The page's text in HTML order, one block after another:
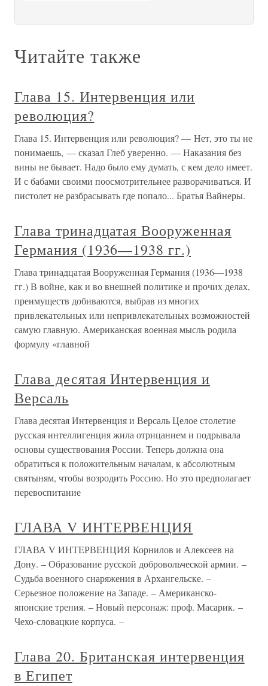
Читайте также
Глава 15. Интервенция или
революция?
Глава 15. Интервенция или революция? — Нет, это ты не
понимаешь, — сказал Глеб уверенно. — Наказания без
вины не бывает. Надо было ему думать, с кем дело имеет.
И с бабами своими поосмотрительнее разворачиваться. И
пистолет не разбрасывать где попало... Братья Вайнеры.
Глава тринадцатая Вооруженная
Германия (1936—1938 гг.)
Глава тринадцатая Вооруженная Германия (1936—1938
гг.) В войне, как и во внешней политике и прочих делах,
преимуществ добиваются, выбрав из многих
привлекательных или непривлекательных возможностей
самую главную. Американская военная мысль родила
формулу «главной
Глава десятая Интервенция и
Версаль
Глава десятая Интервенция и Версаль Целое столетие
русская интеллигенция жила отрицанием и подрывала
основы существования России. Теперь должна она
обратиться к положительным началам, к абсолютным
святыням, чтобы возродить Россию. Но это предполагает
перевоспитание
ГЛАВА V ИНТЕРВЕНЦИЯ
ГЛАВА V ИНТЕРВЕНЦИЯ Корнилов и Алексеев на
Дону. – Образование русской добровольческой армии. –
Судьба военного снаряжения в Архангельске. –
Серьезное положение на Западе. – Американско-
японские трения. – Новый персонаж: проф. Масарик. –
Чехо-словацкие корпуса. –
Глава 20. Британская интервенция
в Египет